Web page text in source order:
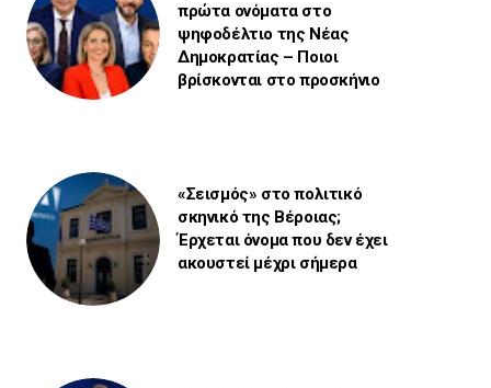
πρώτα ονόματα στο
ψηφοδέλτιο της Νέας
Δημοκρατίας – Ποιοι
βρίσκονται στο προσκήνιο
«Σεισμός» στο πολιτικό
σκηνικό της Βέροιας;
Έρχεται όνομα που δεν έχει
ακουστεί μέχρι σήμερα